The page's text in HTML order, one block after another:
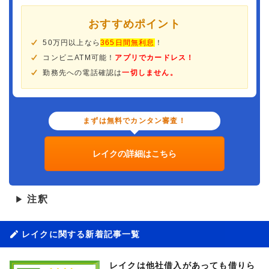
おすすめポイント
50万円以上なら365日間無利息
！
コンビニATM可能！ アプリでカードレス！
勤務先への電話確認は一切しません。
まずは無料でカンタン審査！
レイクの詳細はこちら
▶ 注釈
レイクに関する新着記事一覧
レイクは他社借入があっても借りら